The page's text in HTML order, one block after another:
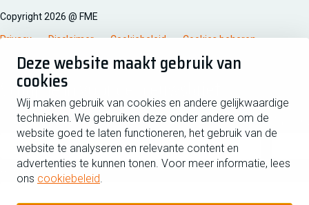
Deze website maakt gebruik van
cookies
Wij maken gebruik van cookies en andere gelijkwaardige
technieken. We gebruiken deze onder andere om de
website goed te laten functioneren, het gebruik van de
website te analyseren en relevante content en
advertenties te kunnen tonen. Voor meer informatie, lees
ons cookiebeleid.
Copyright 2026 @ FME
Privacy Disclaimer Cookiebeleid Cookies beheren
Schrijf je in voor de nieuwsbrief
Voornaam
Achternaam